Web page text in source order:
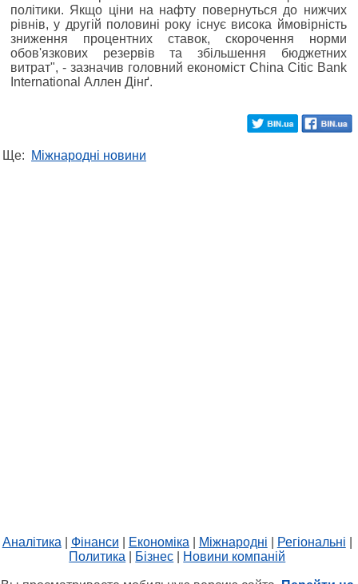
політики. Якщо ціни на нафту повернуться до нижчих
рівнів, у другій половині року існує висока ймовірність
зниження процентних ставок, скорочення норми
обов'язкових резервів та збільшення бюджетних
витрат", - зазначив головний економіст China Citic Bank
International Аллен Дінґ.
Ще: Міжнародні новини
Аналітика Фінанси Економіка Міжнародні Регіональні
Политика
Бізнес Новини компаній